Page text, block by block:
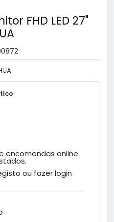
FHD LED 27"
encomendas online
ou fazer login